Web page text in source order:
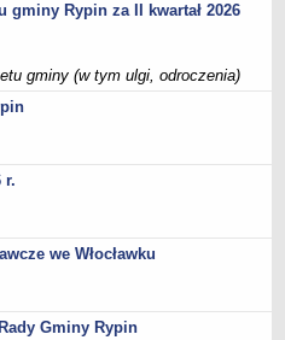
Monitory Polskie
zagospodarowania
granice oraz siedziby
opis granic okręgów wyborczych
gminy Rypin za II kwartał 2026
gminy (w tym ulgi, odroczenia)
r.
we Włocławku
Gminy Rypin